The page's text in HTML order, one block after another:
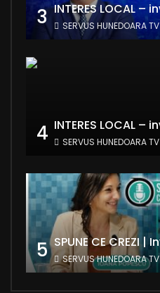
3 SERVUS HUNEDOARA TV
4 SERVUS HUNEDOARA TV
5 SERVUS HUNEDOARA TV